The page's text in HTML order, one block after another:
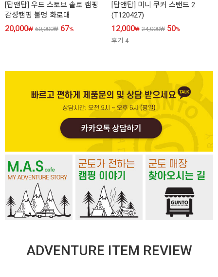
[탑앤탑] 우드 스토브 솔로 캠핑
감성캠핑 불멍 화로대
20,000₩ 60,000₩ 67%
[탑앤탑] 미니 쿠커 스탠드 2
(T120427)
12,000₩ 24,000₩ 50%
후기 4
ADVENTURE ITEM REVIEW